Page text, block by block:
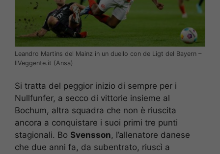
Leandro Martins del Mainz in un duello con de Ligt del Bayern –
IlVeggente.it (Ansa)
Si tratta del peggior inizio di sempre per i
Nullfunfer, a secco di vittorie insieme al
Bochum, altra squadra che non è riuscita
ancora a conquistare i suoi primi tre punti
stagionali. Bo Svensson, l’allenatore danese
che due anni fa, da subentrato, riuscì a